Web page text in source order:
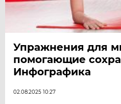
Упражнения для
помогающие
Инфографика
02.08.2025 10:27